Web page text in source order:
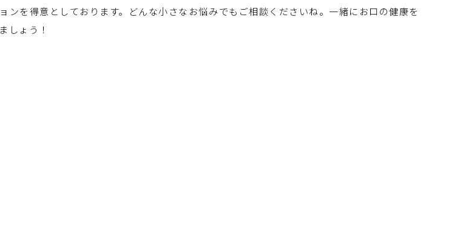
ンを得意としております。どんな小さなお悩みでもご相談くださいね。一緒にお口の健康を
しょう！